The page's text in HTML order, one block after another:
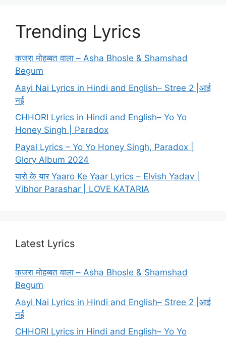
Trending Lyrics
कजरा मोहब्बत वाला – Asha Bhosle & Shamshad
Begum
Aayi Nai Lyrics in Hindi and English– Stree 2 |आई
नई
CHHORI Lyrics in Hindi and English– Yo Yo
Honey Singh | Paradox
Payal Lyrics – Yo Yo Honey Singh, Paradox |
Glory Album 2024
यारो के यार Yaaro Ke Yaar Lyrics – Elvish Yadav |
Vibhor Parashar | LOVE KATARIA
Latest Lyrics
कजरा मोहब्बत वाला – Asha Bhosle & Shamshad
Begum
Aayi Nai Lyrics in Hindi and English– Stree 2 |आई
नई
CHHORI Lyrics in Hindi and English– Yo Yo